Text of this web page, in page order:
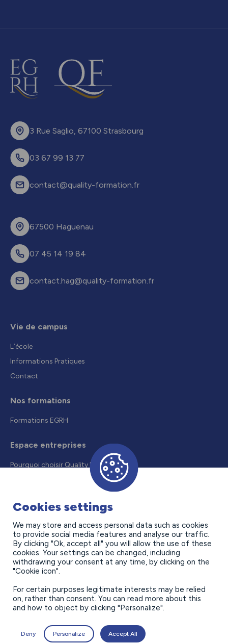
3 Rue Saglio, 67100 Strasbourg
03 67 99 13 77
contact@quality-formation.fr
67500 Haguenau
07 45 14 19 84
contact.hag@quality-formation.fr
Vie de campus
L’école
Informations Pratiques
Contact
Nos formations
Formations EGRH
Espace entreprises
Pourquoi choisir Quality Formation
Contact
Politique de confidentialité
Mentions légales
Cookies settings
We may store and access personal data such as cookies
to provide social media features and analyse our traffic.
By clicking "Ok, accept all" you will allow the use of these
cookies. Your settings can be changed, including
withdrawing your consent at any time, by clicking on the
"Cookie icon".
For certain purposes legitimate interests may be relied
on, rather than consent. You can read more about this
and how to object by clicking "Personalize".
Deny Personalize Accept All